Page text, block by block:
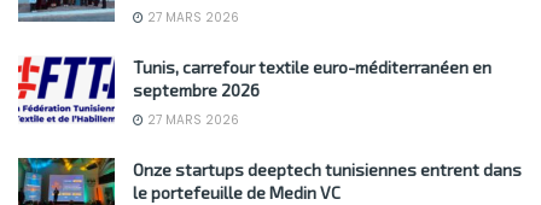
27 MARS 2026
Tunis, carrefour textile euro-méditerranéen en
septembre 2026
27 MARS 2026
Onze startups deeptech tunisiennes entrent dans
le portefeuille de Medin VC